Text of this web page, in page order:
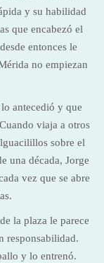
y su habilidad
que encabezó el
entonces le
no empiezan
antecedió y que
viaja a otros
sobre el
una década, Jorge
vez que se abre
la plaza le parece
responsabilidad.
y lo entrenó.